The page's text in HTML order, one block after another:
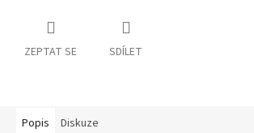
ZEPTAT SE SDÍLET
Popis Diskuze